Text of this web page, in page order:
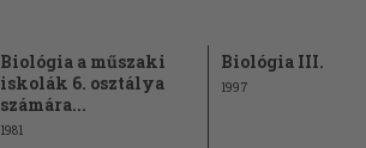
Biológia a műszaki
iskolák 6. osztálya
számára...
1981
Biológia III.
1997